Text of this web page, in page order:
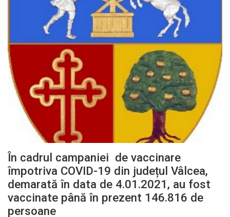
În cadrul campaniei de vaccinare
împotriva COVID-19 din județul Vâlcea,
demarată în data de 4.01.2021, au fost
vaccinate până în prezent 146.816 de
persoane